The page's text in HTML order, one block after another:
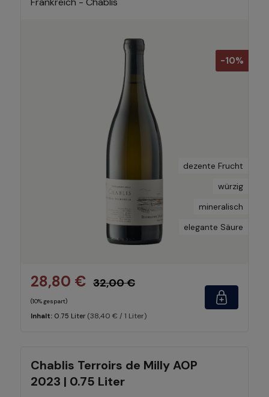
-10%
dezente Frucht
würzig
mineralisch
elegante Säure
28,80 € 32,00 €
(10% gespart)
Inhalt: 0.75 Liter (38,40 € / 1 Liter)
Chablis Terroirs de Milly AOP
2023 | 0.75 Liter